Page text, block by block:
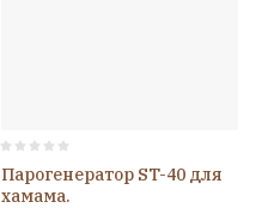
Парогенератор ST-40 для
хамама.